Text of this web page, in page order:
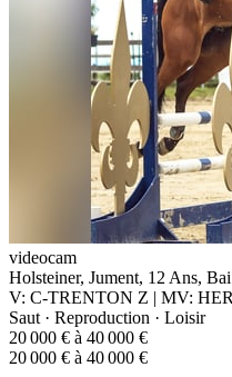
videocam
Holsteiner, Jument, 12 Ans, Bai
V: C-TRENTON Z | MV:
Saut · Reproduction · Loisir
20 000 € à 40 000 €
20 000 € à 40 000 €